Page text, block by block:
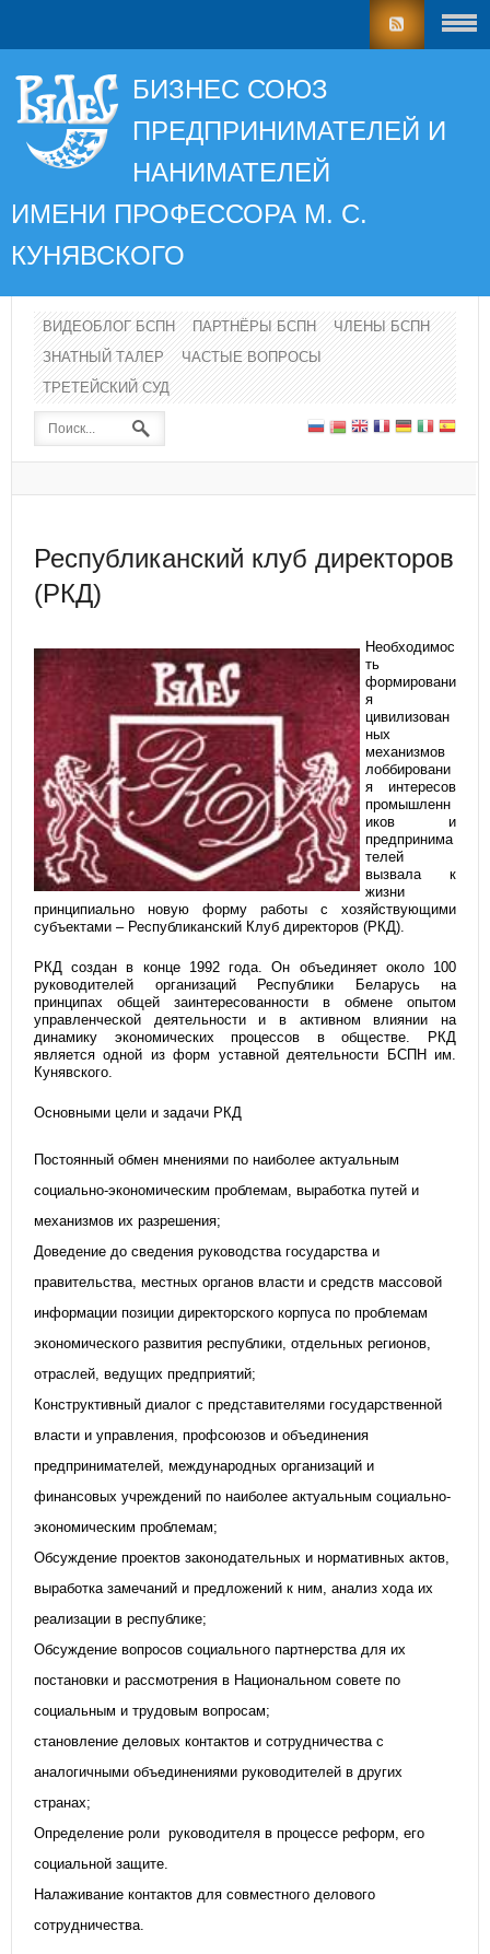
БИЗНЕС СОЮЗ
ПРЕДПРИНИМАТЕЛЕЙ И
НАНИМАТЕЛЕЙ
ИМЕНИ ПРОФЕССОРА М. С.
КУНЯВСКОГО
ВИДЕОБЛОГ БСПН ПАРТНЁРЫ БСПН
ЧЛЕНЫ БСПН
ЗНАТНЫЙ ТАЛЕР
ЧАСТЫЕ ВОПРОСЫ
ТРЕТЕЙСКИЙ СУД
Республиканский клуб директоров
(РКД)
Необходимос
ть
формировани
я
цивилизован
ных
механизмов
лоббировани
я интересов
промышленн
иков и
предпринима
телей
вызвала к
жизни
принципиально новую форму работы с хозяйствующими
субъектами – Республиканский Клуб директоров (РКД).
РКД создан в конце 1992 года. Он объединяет около 100
руководителей организаций Республики Беларусь на
принципах общей заинтересованности в обмене опытом
управленческой деятельности и в активном влиянии на
динамику экономических процессов в обществе. РКД
является одной из форм уставной деятельности БСПН им.
Кунявского.
Основными цели и задачи РКД
Постоянный обмен мнениями по наиболее актуальным
социально-экономическим проблемам, выработка путей и
механизмов их разрешения;
Доведение до сведения руководства государства и
правительства, местных органов власти и средств массовой
информации позиции директорского корпуса по проблемам
экономического развития республики, отдельных регионов,
отраслей, ведущих предприятий;
Конструктивный диалог с представителями государственной
власти и управления, профсоюзов и объединения
предпринимателей, международных организаций и
финансовых учреждений по наиболее актуальным социально-
экономическим проблемам;
Обсуждение проектов законодательных и нормативных актов,
выработка замечаний и предложений к ним, анализ хода их
реализации в республике;
Обсуждение вопросов социального партнерства для их
постановки и рассмотрения в Национальном совете по
социальным и трудовым вопросам;
становление деловых контактов и сотрудничества с
аналогичными объединениями руководителей в других
странах;
Определение роли руководителя в процессе реформ, его
социальной защите.
Налаживание контактов для совместного делового
сотрудничества.